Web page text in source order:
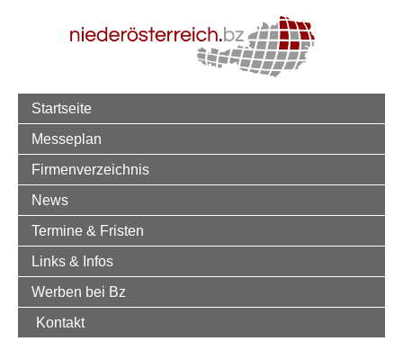
Startseite
Messeplan
Firmenverzeichnis
News
Termine & Fristen
Links & Infos
Werben bei Bz
Kontakt